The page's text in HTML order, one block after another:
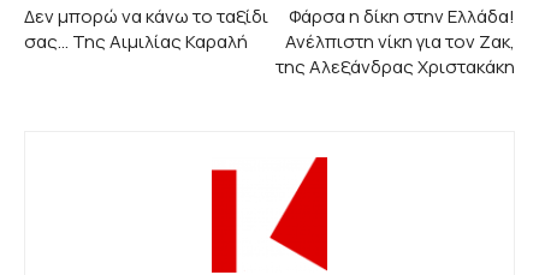
Δεν μπορώ να κάνω το ταξίδι
σας… Της Αιμιλίας Καραλή
Φάρσα η δίκη στην Ελλάδα!
Ανέλπιστη νίκη για τον Ζακ,
της Αλεξάνδρας Χριστακάκη